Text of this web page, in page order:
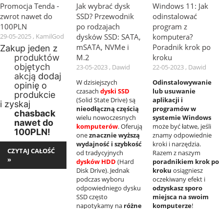
Promocja Tenda -
zwrot nawet do
100PLN
29-05-2025 , KamilGod
Zakup jeden z
produktów
objętych
akcją dodaj
opinię o
produkcie
i zyskaj
chasback
nawet do
100PLN!
CZYTAJ CAŁOŚĆ
»
Jak wybrać dysk
SSD? Przewodnik
po rodzajach
dysków SSD: SATA,
mSATA, NVMe i
M.2
23-05-2023 , Dawid
W dzisiejszych
czasach dyski SSD
(Solid State Drive) są
nieodłączną częścią
wielu nowoczesnych
komputerów. Oferują
oneznacznie wyższą
wydajność i szybkość
od tradycyjnych
dysków HDD (Hard
Disk Drive). Jednak
podczas wyboru
odpowiedniego dysku
SSD często
napotykamy na różne
Windows 11: Jak
odinstalować
program z
komputera?
Poradnik krok po
kroku
22-05-2023 , Dawid
Odinstalowywanie
lub usuwanie
aplikacji i
programów w
systemie Windows
może być łatwe, jeśli
znamy odpowiednie
kroki i narzędzia.
Razem z naszym
poradnikiem krok po
kroku osiągniesz
oczekiwany efekt i
odzyskasz sporo
miejsca na swoim
komputerze!